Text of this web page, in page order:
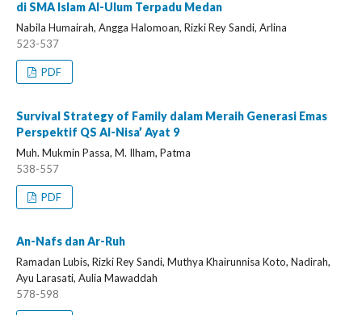
di SMA Islam Al-Ulum Terpadu Medan
Nabila Humairah, Angga Halomoan, Rizki Rey Sandi, Arlina
523-537
PDF
Survival Strategy of Family dalam Meraih Generasi Emas
Perspektif QS Al-Nisa’ Ayat 9
Muh. Mukmin Passa, M. Ilham, Patma
538-557
PDF
An-Nafs dan Ar-Ruh
Ramadan Lubis, Rizki Rey Sandi, Muthya Khairunnisa Koto, Nadirah,
Ayu Larasati, Aulia Mawaddah
578-598